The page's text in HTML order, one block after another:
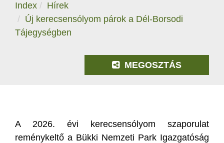
HÍREK
Index
Hírek
Új kerecsensólyom párok a Dél-Borsodi
Tájegységben
MEGOSZTÁS
A 2026. évi kerecsensólyom szaporulat
reménykeltő a Bükki Nemzeti Park Igazgatóság